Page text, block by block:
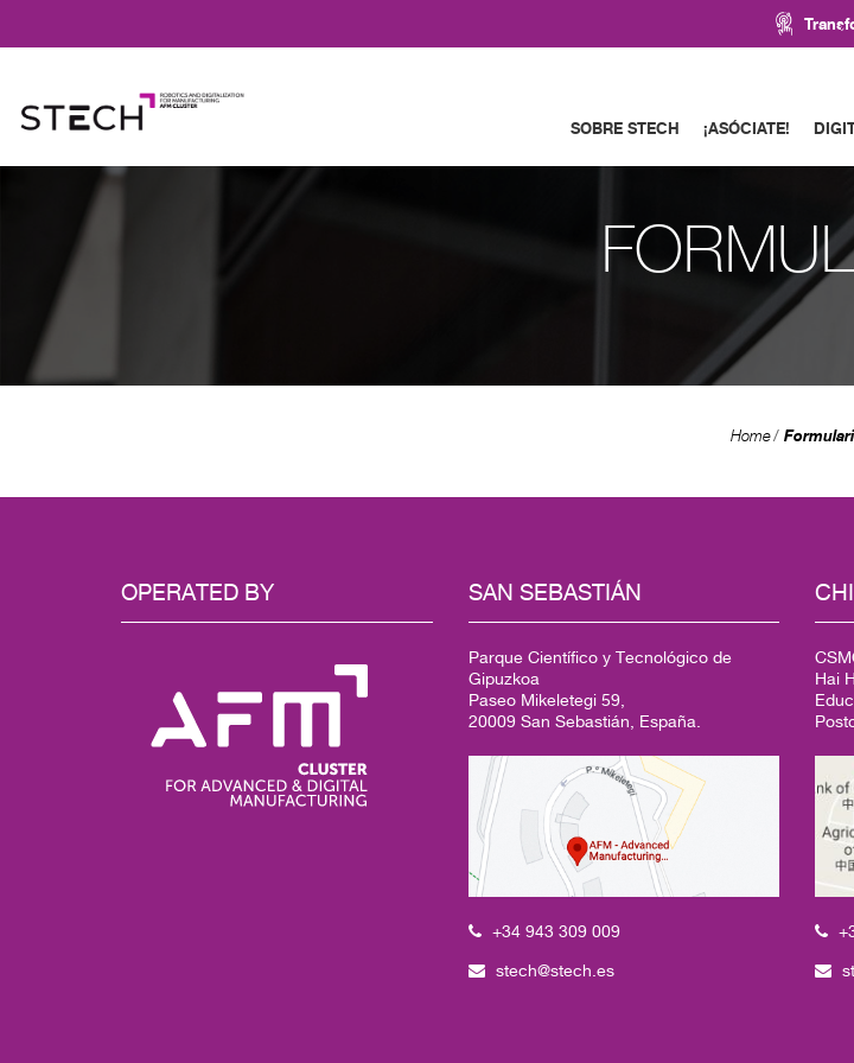
SOBRE STECH ¡ASÓCIATE!
Home
OPERATED BY SAN SEBASTIÁN
Parque Científico y Tecnológico de
Gipuzkoa
Paseo Mikeletegi 59,
20009 San Sebastián, España.
+34 943 309 009
stech@stech.es
Hai